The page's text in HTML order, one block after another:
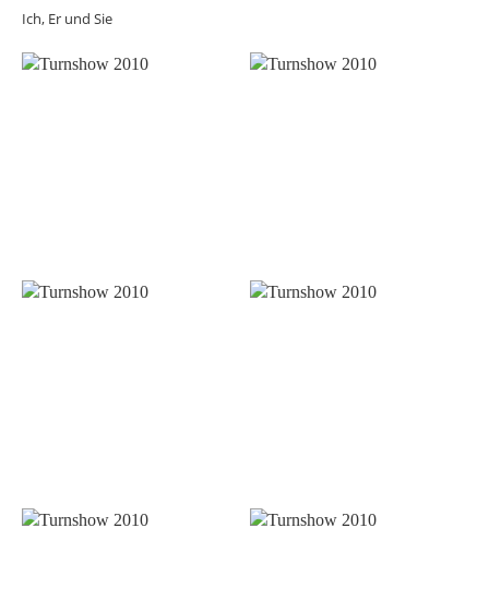
Ich, Er und Sie